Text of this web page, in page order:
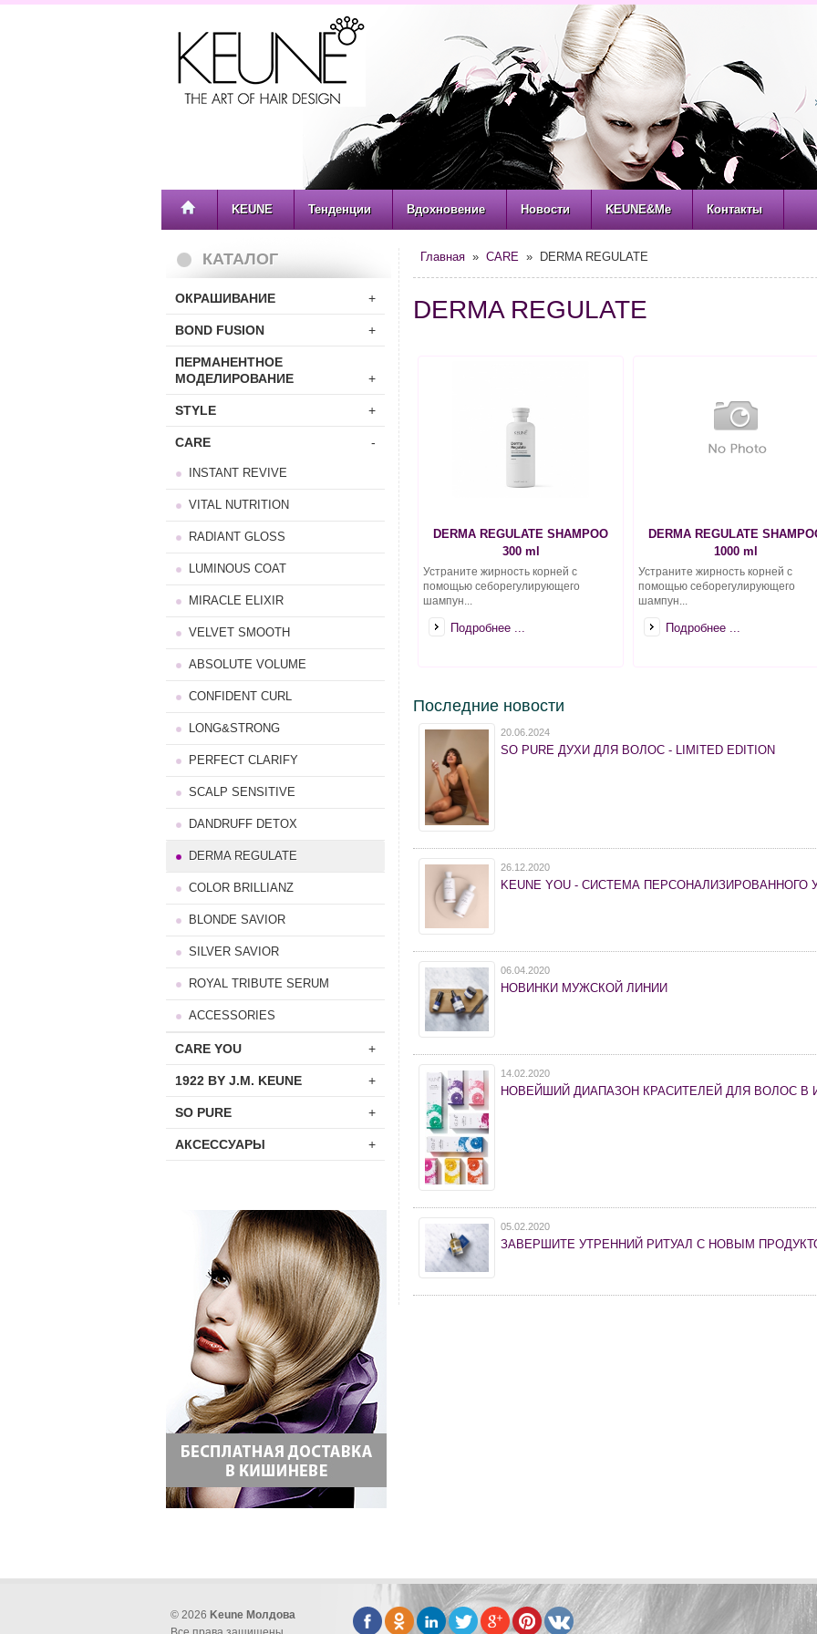
KEUNE Тенденции Вдохновение Новости KEUNE&Me Контакты
КАТАЛОГ
ОКРАШИВАНИЕ +
BOND FUSION +
ПЕРМАНЕНТНОЕ
МОДЕЛИРОВАНИЕ
+
STYLE +
CARE -
INSTANT REVIVE
VITAL NUTRITION
RADIANT GLOSS
LUMINOUS COAT
MIRACLE ELIXIR
VELVET SMOOTH
ABSOLUTE VOLUME
CONFIDENT CURL
LONG&STRONG
PERFECT CLARIFY
SCALP SENSITIVE
DANDRUFF DETOX
DERMA REGULATE
COLOR BRILLIANZ
BLONDE SAVIOR
SILVER SAVIOR
ROYAL TRIBUTE SERUM
ACCESSORIES
CARE YOU +
1922 BY J.M. KEUNE +
SO PURE +
АКСЕССУАРЫ +
Главная » CARE » DERMA REGULATE
DERMA REGULATE
DERMA REGULATE SHAMPOO
300 ml
Устраните жирность корней с
помощью себорегулирующего
шампун...
Подробнее ...
DERMA REGULATE
1000 ml
Устраните жирность корней с
помощью себорегулирующего
шампун...
Подробнее ...
Последние новости
20.06.2024
SO PURE ДУХИ ДЛЯ ВОЛОС - LIMITED EDITION
26.12.2020
KEUNE YOU - СИСТЕМА ПЕРСОНАЛИЗИРОВАННОГО
06.04.2020
НОВИНКИ МУЖСКОЙ ЛИНИИ
14.02.2020
НОВЕЙШИЙ ДИАПАЗОН КРАСИТЕЛЕЙ ДЛЯ ВОЛОС
05.02.2020
ЗАВЕРШИТЕ УТРЕННИЙ РИТУАЛ С НОВЫМ
© 2026 Keune Молдова